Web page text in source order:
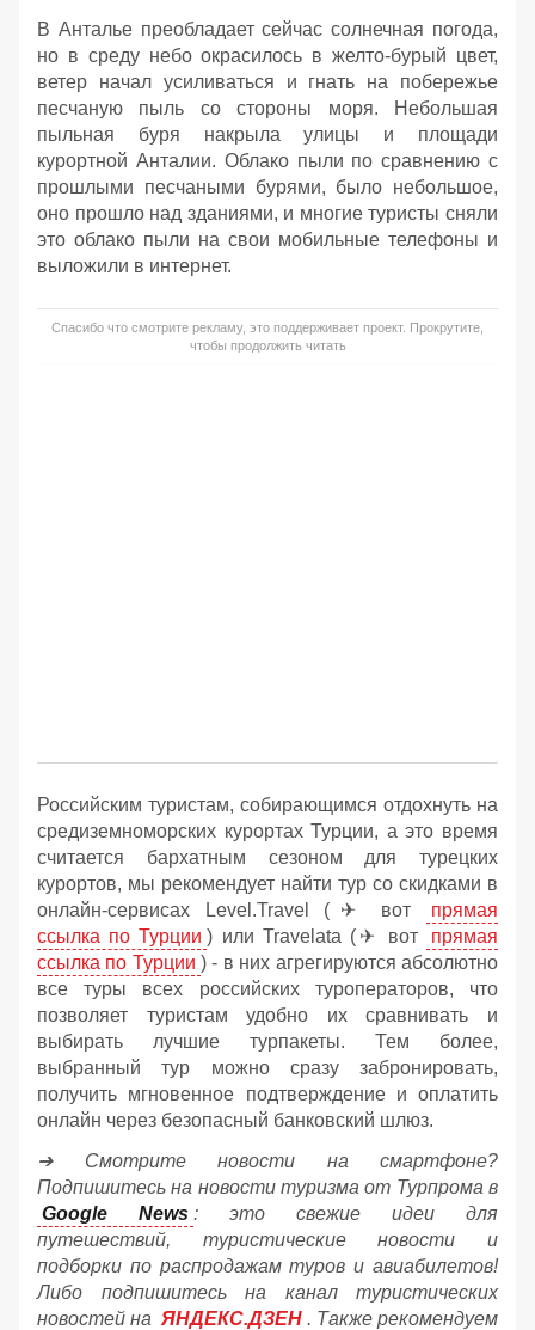
В Анталье преобладает сейчас солнечная погода,
но в среду небо окрасилось в желто-бурый цвет,
ветер начал усиливаться и гнать на побережье
песчаную пыль со стороны моря. Небольшая
пыльная буря накрыла улицы и площади
курортной Анталии. Облако пыли по сравнению с
прошлыми песчаными бурями, было небольшое,
оно прошло над зданиями, и многие туристы сняли
это облако пыли на свои мобильные телефоны и
выложили в интернет.
Спасибо что смотрите рекламу, это поддерживает проект. Прокрутите,
чтобы продолжить читать
Российским туристам, собирающимся отдохнуть на
средиземноморских курортах Турции, а это время
считается бархатным сезоном для турецких
курортов, мы рекомендует найти тур со скидками в
онлайн-сервисах Level.Travel (✈ вот
прямая
ссылка по Турции ) или Travelata (✈ вот
прямая
ссылка по Турции ) - в них агрегируются абсолютно
все туры всех российских туроператоров, что
позволяет туристам удобно их сравнивать и
выбирать лучшие турпакеты. Тем более,
выбранный тур можно сразу забронировать,
получить мгновенное подтверждение и оплатить
онлайн через безопасный банковский шлюз.
➔ Смотрите новости на смартфоне?
Подпишитесь на новости туризма от Турпрома в
Google News : это свежие идеи для
путешествий, туристические новости и
подборки по распродажам туров и авиабилетов!
Либо подпишитесь на канал туристических
новостей на ЯНДЕКС.ДЗЕН . Также рекомендуем